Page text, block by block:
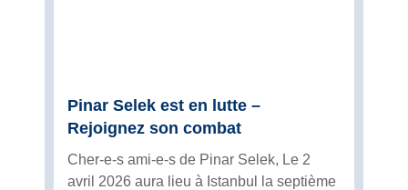
Pinar Selek est en lutte –
Rejoignez son combat
Cher-e-s ami-e-s de Pinar Selek, Le 2
avril 2026 aura lieu à Istanbul la septième